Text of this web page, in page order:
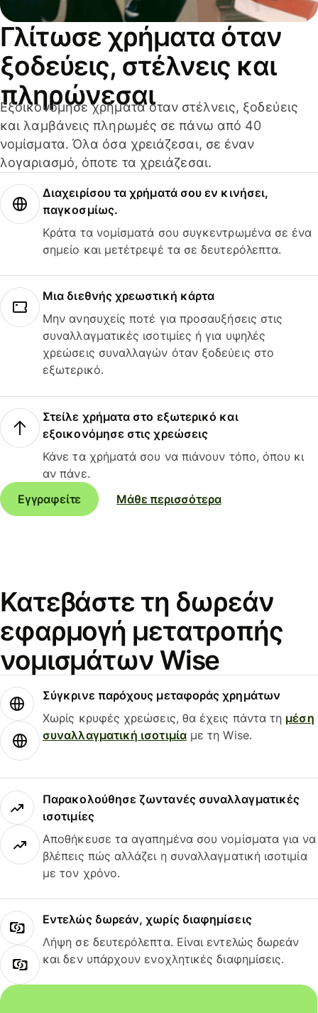
Γλίτωσε χρήματα όταν
ξοδεύεις, στέλνεις και
πληρώνεσαι
Εξοικονόμησε χρήματα όταν στέλνεις, ξοδεύεις
και λαμβάνεις πληρωμές σε πάνω από 40
νομίσματα. Όλα όσα χρειάζεσαι, σε έναν
λογαριασμό, όποτε τα χρειάζεσαι.
Διαχειρίσου τα χρήματά σου εν κινήσει,
παγκοσμίως.
Κράτα τα νομίσματά σου συγκεντρωμένα σε ένα
σημείο και μετέτρεψέ τα σε δευτερόλεπτα.
Μια διεθνής χρεωστική κάρτα
Μην ανησυχείς ποτέ για προσαυξήσεις στις
συναλλαγματικές ισοτιμίες ή για υψηλές
χρεώσεις συναλλαγών όταν ξοδεύεις στο
εξωτερικό.
Στείλε χρήματα στο εξωτερικό και
εξοικονόμησε στις χρεώσεις
Κάνε τα χρήματά σου να πιάνουν τόπο, όπου κι
αν πάνε.
Εγγραφείτε
Μάθε περισσότερα
Κατεβάστε τη δωρεάν
εφαρμογή μετατροπής
νομισμάτων Wise
Σύγκρινε παρόχους μεταφοράς χρημάτων
Χωρίς κρυφές χρεώσεις, θα έχεις πάντα τη μέση
συναλλαγματική ισοτιμίαμε τη Wise.
Παρακολούθησε ζωντανές συναλλαγματικές
ισοτιμίες
Αποθήκευσε τα αγαπημένα σου νομίσματα για να
βλέπεις πώς αλλάζει η συναλλαγματική ισοτιμία
με τον χρόνο.
Εντελώς δωρεάν, χωρίς διαφημίσεις
Λήψη σε δευτερόλεπτα. Είναι εντελώς δωρεάν
και δεν υπάρχουν ενοχλητικές διαφημίσεις.